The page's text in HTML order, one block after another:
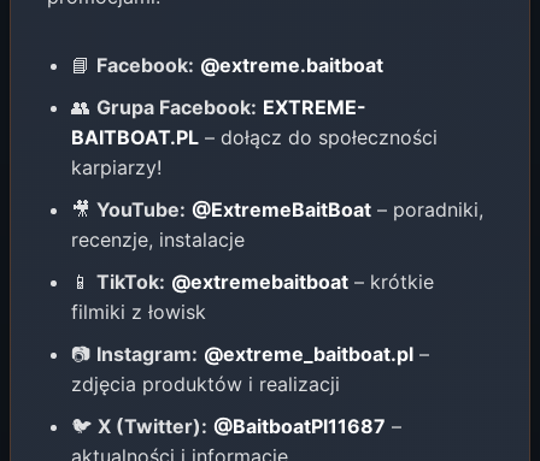
📘 Facebook: @extreme.baitboat
👥 Grupa Facebook: EXTREME-
BAITBOAT.PL – dołącz do społeczności
karpiarzy!
🎥 YouTube: @ExtremeBaitBoat – poradniki,
recenzje, instalacje
📱 TikTok: @extremebaitboat – krótkie
filmiki z łowisk
📷 Instagram: @extreme_baitboat.pl –
zdjęcia produktów i realizacji
🐦 X (Twitter): @BaitboatPl11687 –
aktualności i informacje